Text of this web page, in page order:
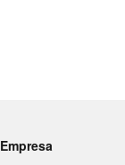
Empresa